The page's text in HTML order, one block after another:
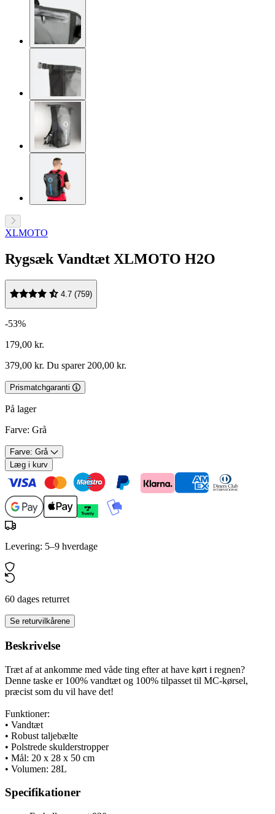
XLMOTO
Rygsæk Vandtæt XLMOTO H2O
4.7 (759)
-53%
179,00 kr.
379,00 kr. Du sparer 200,00 kr.
Prismatchgaranti
På lager
Farve: Grå
Farve: Grå
Læg i kurv
Levering: 5–9 hverdage
60 dages returret
Se returvilkårene
Beskrivelse
Træt af at ankomme med våde ting efter at have kørt i regnen?
Denne taske er 100% vandtæt og 100% tilpasset til MC-kørsel,
præcist som du vil have det!
Funktioner:
• Vandtæt
• Robust taljebælte
• Polstrede skulderstropper
• Mål: 20 x 28 x 50 cm
• Volumen: 28L
Specifikationer